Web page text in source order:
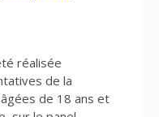
réalisée
de la
de 18 ans et